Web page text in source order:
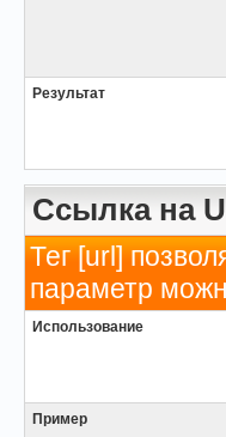
Результат
Ссылка на
Тег [url]
параметр
Использование
Пример